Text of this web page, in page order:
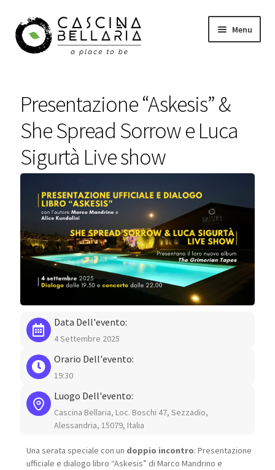
Vai
alla
navigazione
Vai
al
contenuto
Menu
Eventi
Corsi
Wellness
Carrello
Il mio account
Presentazione “Askesis” &
She Spread Sorrow e Luca
Sigurtà Live show
Data Dell'evento:
4 Settembre 2025
Orario Dell'evento:
19:30
Luogo Dell'evento:
Cascina Bellaria, Loc. Boschi 47, Sezzadio,
Alessandria, 15079, Italia
Una serata speciale con un doppio incontro: Presentazione
ufficiale e dialogo libro “Askesis” di Marco Mandrino e